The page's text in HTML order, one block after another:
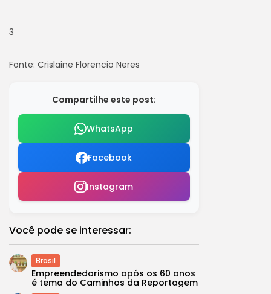
3
Fonte: Crislaine Florencio Neres
Compartilhe este post:
WhatsApp
Facebook
Instagram
Você pode se interessar:
Brasil
Empreendedorismo após os 60 anos
é tema do Caminhos da Reportagem